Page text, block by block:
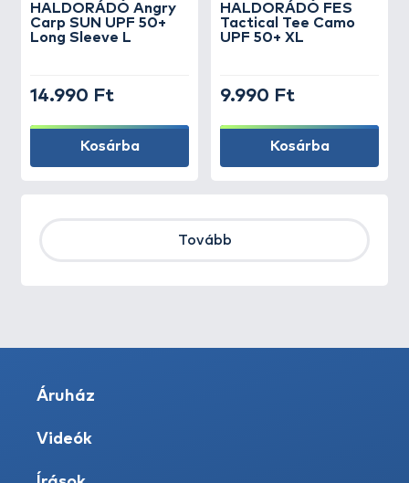
HALDORÁDÓ Angry
Carp SUN UPF 50+
Long Sleeve L
14.990 Ft
Kosárba
HALDORÁDÓ FES
Tactical Tee Camo
UPF 50+ XL
9.990 Ft
Kosárba
Tovább
Áruház
Videók